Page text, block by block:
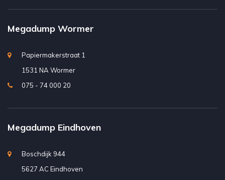
Megadump Wormer
Papiermakerstraat 1
1531 NA Wormer
075 - 74 000 20
Megadump Eindhoven
Boschdijk 944
5627 AC Eindhoven